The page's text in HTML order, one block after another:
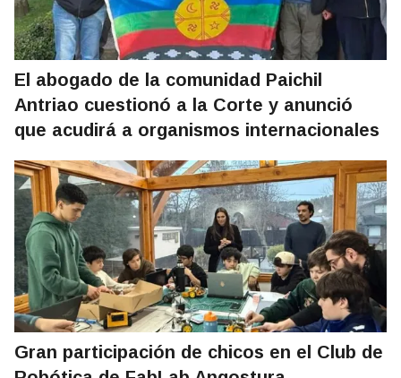
El abogado de la comunidad Paichil
Antriao cuestionó a la Corte y anunció
que acudirá a organismos internacionales
Gran participación de chicos en el Club de